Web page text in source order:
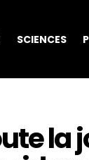
SCIENCES
la